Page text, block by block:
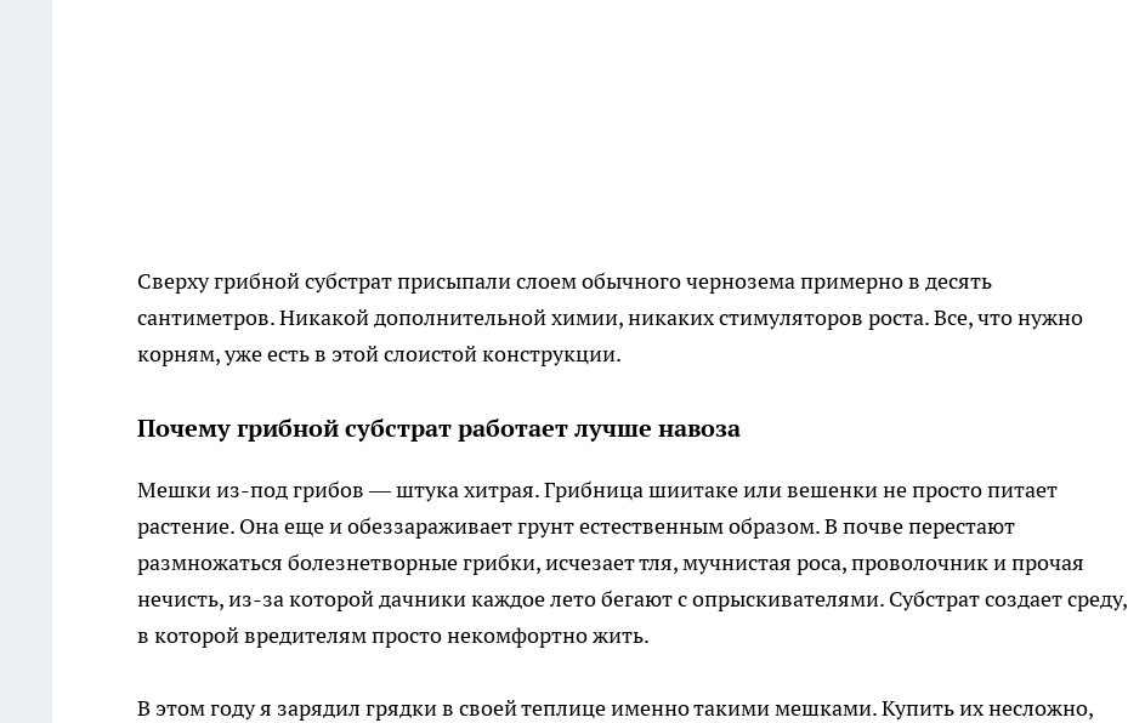
Сверху грибной субстрат присыпали слоем обычного чернозема примерно в десять
сантиметров. Никакой дополнительной химии, никаких стимуляторов роста. Все, что нужно
корням, уже есть в этой слоистой конструкции.
Почему грибной субстрат работает лучше навоза
Мешки из-под грибов — штука хитрая. Грибница шиитаке или вешенки не просто питает
растение. Она еще и обеззараживает грунт естественным образом. В почве перестают
размножаться болезнетворные грибки, исчезает тля, мучнистая роса, проволочник и прочая
нечисть, из-за которой дачники каждое лето бегают с опрыскивателями. Субстрат создает среду,
в которой вредителям просто некомфортно жить.
В этом году я зарядил грядки в своей теплице именно такими мешками. Купить их несложно,